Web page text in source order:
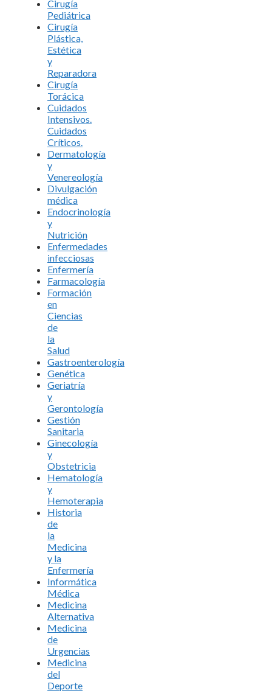
Cirugía
Pediátrica
Cirugía
Plástica,
Estética
y
Reparadora
Cirugía
Torácica
Cuidados
Intensivos.
Cuidados
Críticos.
Dermatología
y
Venereología
Divulgación
médica
Endocrinología
y
Nutrición
Enfermedades
infecciosas
Enfermería
Farmacología
Formación
en
Ciencias
de
la
Salud
Gastroenterología
Genética
Geriatría
y
Gerontología
Gestión
Sanitaria
Ginecología
y
Obstetricia
Hematología
y
Hemoterapia
Historia
de
la
Medicina
y la
Enfermería
Informática
Médica
Medicina
Alternativa
Medicina
de
Urgencias
Medicina
del
Deporte